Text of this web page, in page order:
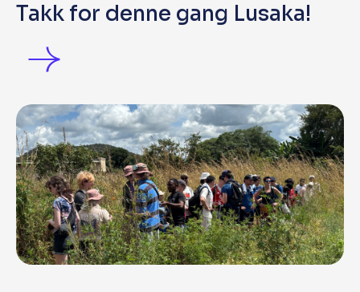
Takk for denne gang Lusaka!